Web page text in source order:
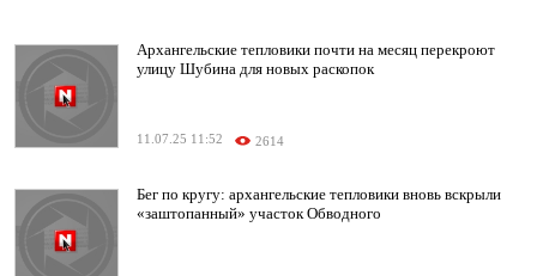
Архангельские тепловики почти на месяц перекроют
улицу Шубина для новых раскопок
11.07.25 11:52 2614
Бег по кругу: архангельские тепловики вновь вскрыли
«заштопанный» участок Обводного